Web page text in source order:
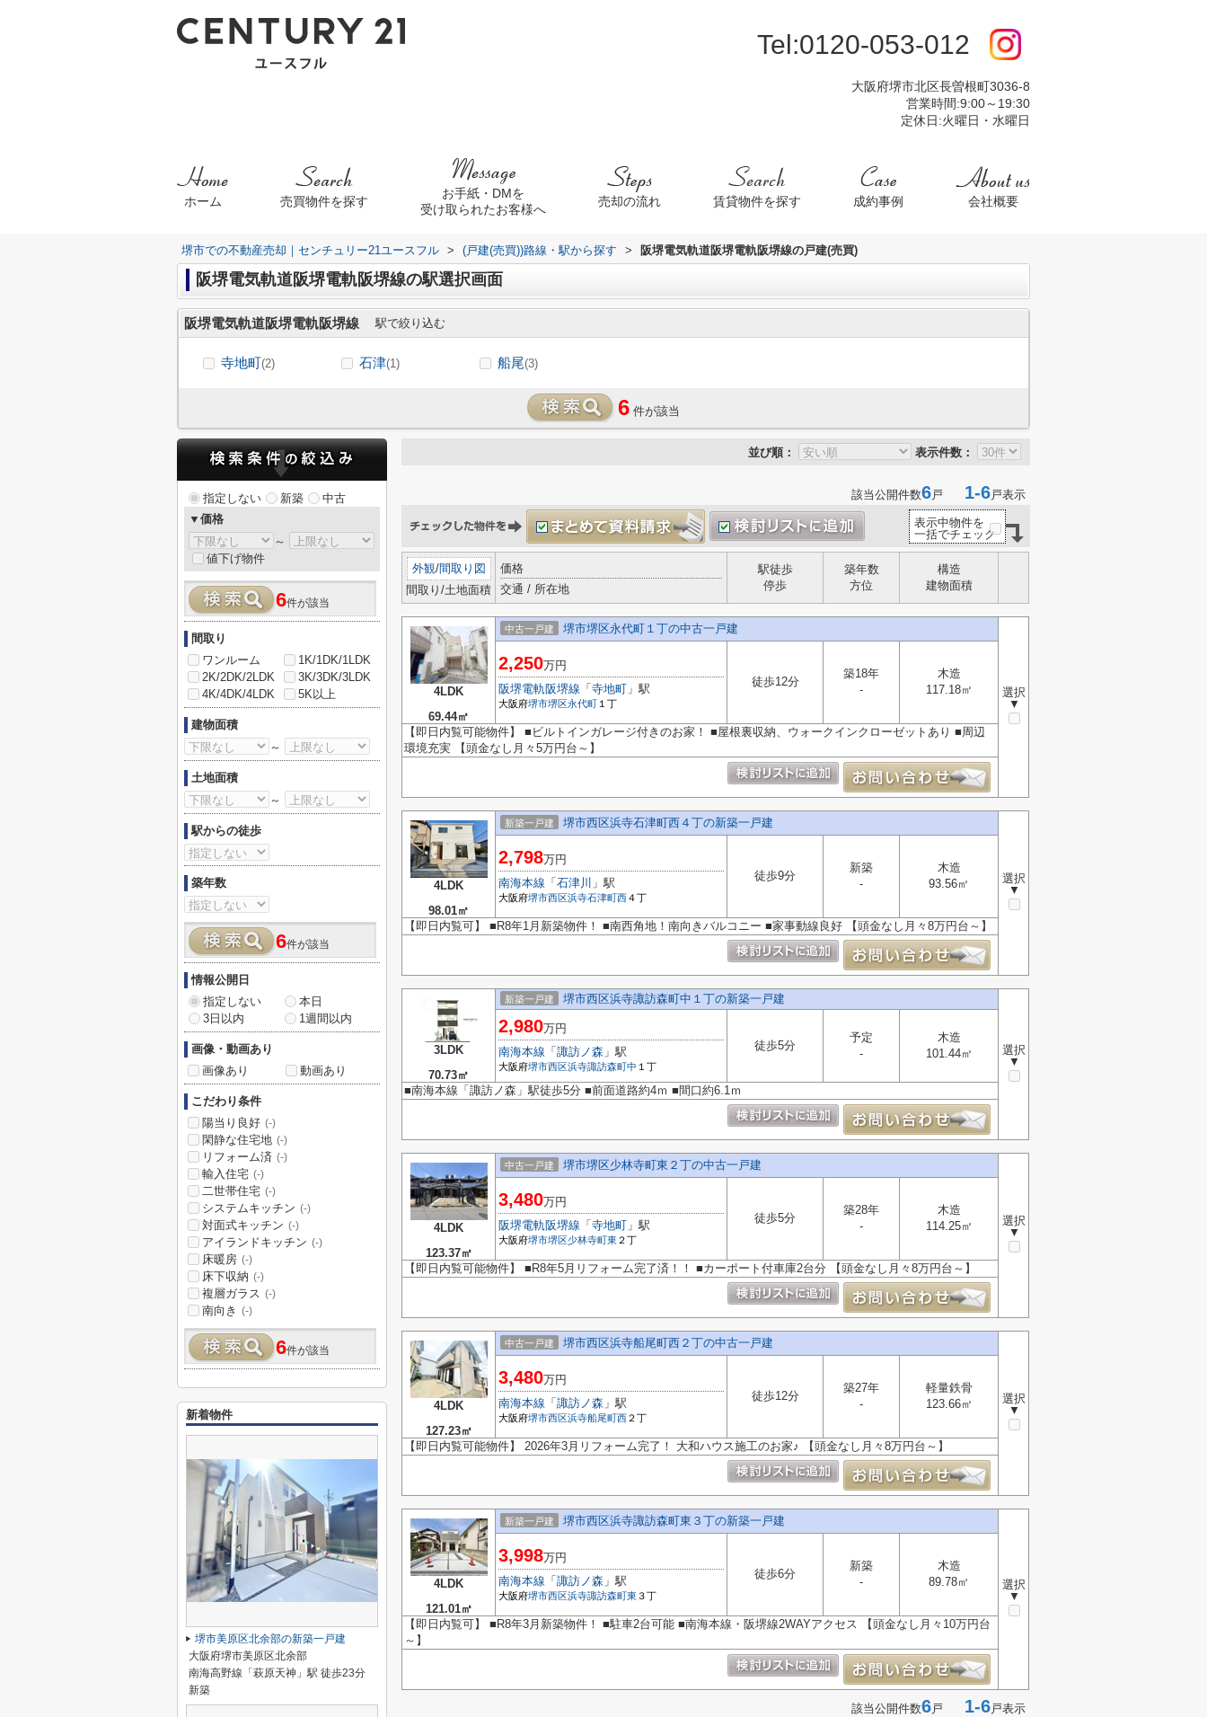
Tel:0120-053-012
大阪府堺市北区長曽根町3036-8
営業時間:9:00～19:30
定休日:火曜日・水曜日
ホーム 売買物件を探す
お手紙・DMを
受け取られたお客様へ
売却の流れ 賃貸物件を探す 成約事例 会社概要
堺市での不動産売却｜センチュリー21ユースフル > (戸建(売買))路線・駅から探す > 阪堺電気軌道阪堺電軌阪堺線の戸建(売買)
阪堺電気軌道阪堺電軌阪堺線の駅選択画面
阪堺電気軌道阪堺電軌阪堺線 駅で絞り込む
寺地町(2) 石津(1) 船尾(3)
6 件が該当
並び順： 表示件数：
該当公開件数6戸 1-6戸表示
表示中物件を
一括でチェック
外観/間取り図
間取り/土地面積
価格
交通 / 所在地
駅徒歩
停歩
築年数
方位
構造
建物面積
4LDK
69.44㎡
中古一戸建 堺市堺区永代町１丁の中古一戸建
選択
▼
2,250万円
阪堺電軌阪堺線 「 寺地町 」駅
大阪府堺市堺区永代町 １丁
徒歩12分
築18年
-
木造
117.18㎡
【即日内覧可能物件】 ■ビルトインガレージ付きのお家！ ■屋根裏収納、ウォークインクローゼットあり ■周辺
環境充実 【頭金なし月々5万円台～】
4LDK
98.01㎡
新築一戸建 堺市西区浜寺石津町西４丁の新築一戸建
選択
▼
2,798万円
南海本線 「 石津川 」駅
大阪府堺市西区浜寺石津町西４丁
徒歩9分
新築
-
木造
93.56㎡
【即日内覧可】 ■R8年1月新築物件！ ■南西角地！南向きバルコニー ■家事動線良好 【頭金なし月々8万円台～】
3LDK
70.73㎡
新築一戸建 堺市西区浜寺諏訪森町中１丁の新築一戸建
選択
▼
2,980万円
南海本線 「 諏訪ノ森 」駅
大阪府堺市西区浜寺諏訪森町中 １丁
徒歩5分
予定
-
木造
101.44㎡
■南海本線「諏訪ノ森」駅徒歩5分 ■前面道路約4ｍ ■間口約6.1ｍ
4LDK
123.37㎡
中古一戸建 堺市堺区少林寺町東２丁の中古一戸建
選択
▼
3,480万円
阪堺電軌阪堺線 「 寺地町 」駅
大阪府堺市堺区少林寺町東 ２丁
徒歩5分
築28年
-
木造
114.25㎡
【即日内覧可能物件】 ■R8年5月リフォーム完了済！！ ■カーポート付車庫2台分 【頭金なし月々8万円台～】
4LDK
127.23㎡
中古一戸建 堺市西区浜寺船尾町西２丁の中古一戸建
選択
▼
3,480万円
南海本線 「 諏訪ノ森 」駅
大阪府堺市西区浜寺船尾町西 ２丁
徒歩12分
築27年
-
軽量鉄骨
123.66㎡
【即日内覧可能物件】 2026年3月リフォーム完了！ 大和ハウス施工のお家♪ 【頭金なし月々8万円台～】
4LDK
121.01㎡
新築一戸建 堺市西区浜寺諏訪森町東３丁の新築一戸建
選択
▼
3,998万円
南海本線 「 諏訪ノ森 」駅
大阪府堺市西区浜寺諏訪森町東３丁
徒歩6分
新築
-
木造
89.78㎡
【即日内覧可】 ■R8年3月新築物件！ ■駐車2台可能 ■南海本線・阪堺線2WAYアクセス 【頭金なし月々10万円台
～】
該当公開件数6戸 1-6戸表示
指定しない 新築
中古
▼価格
～
値下げ物件
6件が該当
間取り
ワンルーム
1K/1DK/1LDK
2K/2DK/2LDK
3K/3DK/3LDK
4K/4DK/4LDK
5K以上
建物面積
～
土地面積
～
駅からの徒歩
築年数
6件が該当
情報公開日
指定しない
本日
3日以内
1週間以内
画像・動画あり
画像あり
動画あり
こだわり条件
陽当り良好 (-)
閑静な住宅地 (-)
リフォーム済 (-)
輸入住宅 (-)
二世帯住宅 (-)
システムキッチン (-)
対面式キッチン (-)
アイランドキッチン (-)
床暖房 (-)
床下収納 (-)
複層ガラス (-)
南向き (-)
6件が該当
新着物件
堺市美原区北余部の新築一戸建
大阪府堺市美原区北余部
南海高野線「萩原天神」駅 徒歩23分
新築